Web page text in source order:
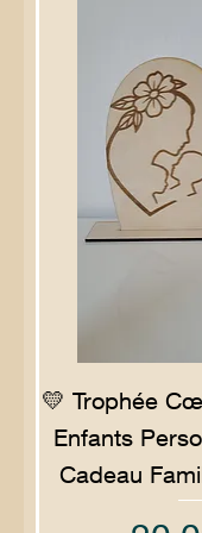
💛 Trophée
Enfants
Cadeau